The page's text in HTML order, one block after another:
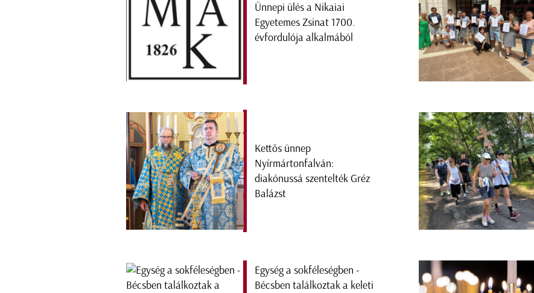
Ünnepi ülés a Nikaiai
Egyetemes Zsinat 1700.
évfordulója alkalmából
Kettős ünnep
Nyírmártonfalván:
diakónussá szentelték Gréz
Balázst
Egység a sokféleségben -
Bécsben találkoztak a keleti